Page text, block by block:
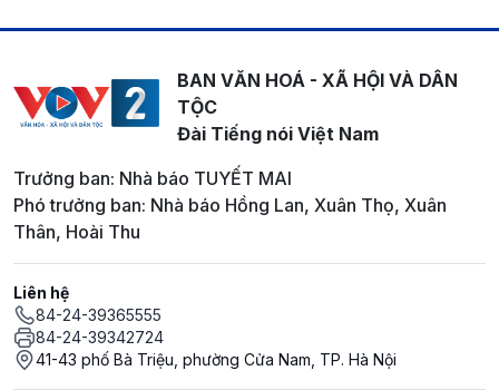
BAN VĂN HOÁ - XÃ HỘI VÀ DÂN
TỘC
Đài Tiếng nói Việt Nam
Trưởng ban: Nhà báo TUYẾT MAI
Phó trưởng ban: Nhà báo Hồng Lan, Xuân Thọ, Xuân
Thân, Hoài Thu
Liên hệ
84-24-39365555
84-24-39342724
41-43 phố Bà Triệu, phường Cửa Nam, TP. Hà Nội